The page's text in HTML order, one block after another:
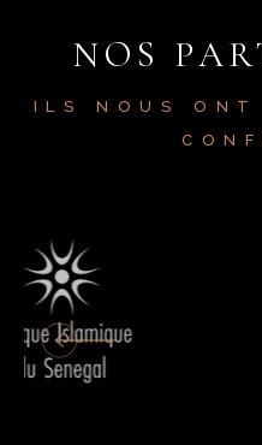
NOS
ILS NOUS ONT